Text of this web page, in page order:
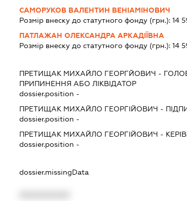
САМОРУКОВ ВАЛЕНТИН ВЕНІАМІНОВИЧ
Розмір внеску до статутного фонду (грн.): 14
ПАТЛАЖАН ОЛЕКСАНДРА АРКАДІЇВНА
Розмір внеску до статутного фонду (грн.): 14
ПРЕТИЩАК МИХАЙЛО ГЕОРГЙОВИЧ -
ПРИПИНЕННЯ АБО ЛІКВІДАТОР
dossier.position -
ПРЕТИЩАК МИХАЙЛО ГЕОРГІЙОВИЧ -
dossier.position -
ПРЕТИЩАК МИХАЙЛО ГЕОРГІЙОВИЧ -
dossier.position -
dossier.missingData